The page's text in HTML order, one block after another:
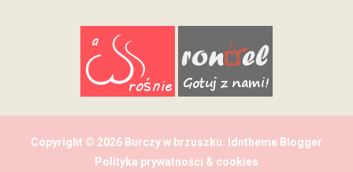
Copyright © 2026 Burczy w brzuszku. Idntheme Blogger
Polityka prywatności & cookies